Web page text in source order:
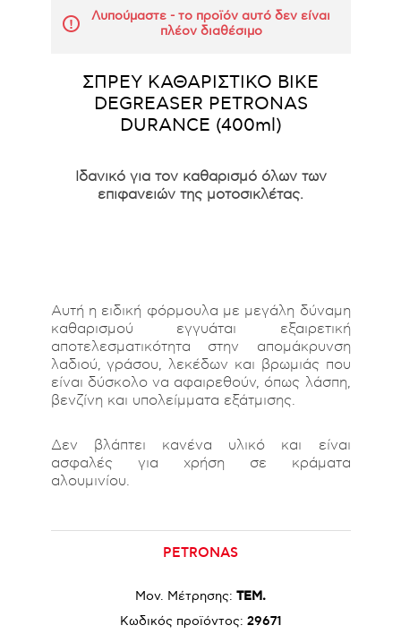
Λυπούμαστε - το προϊόν αυτό δεν είναι
πλέον διαθέσιμο
ΣΠΡΕΥ ΚΑΘΑΡΙΣΤΙΚΟ BIKE
DEGREASER PETRONAS
DURANCE (400ml)
Ιδανικό για τον καθαρισμό όλων των
επιφανειών της μοτοσικλέτας.
Αυτή η ειδική φόρμουλα με μεγάλη δύναμη
καθαρισμού εγγυάται εξαιρετική
αποτελεσματικότητα στην απομάκρυνση
λαδιού, γράσου, λεκέδων και βρωμιάς που
είναι δύσκολο να αφαιρεθούν, όπως λάσπη,
βενζίνη και υπολείμματα εξάτμισης.
Δεν βλάπτει κανένα υλικό και είναι
ασφαλές για χρήση σε κράματα
αλουμινίου.
PETRONAS
Μον. Μέτρησης: ΤΕΜ.
Κωδικός προϊόντος: 29671